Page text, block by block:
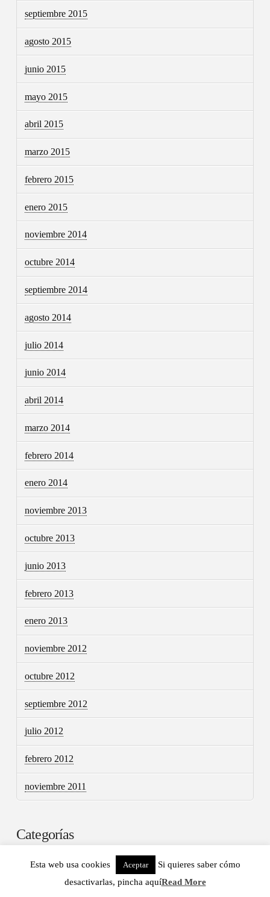
septiembre 2015
agosto 2015
junio 2015
mayo 2015
abril 2015
marzo 2015
febrero 2015
enero 2015
noviembre 2014
octubre 2014
septiembre 2014
agosto 2014
julio 2014
junio 2014
abril 2014
marzo 2014
febrero 2014
enero 2014
noviembre 2013
octubre 2013
junio 2013
febrero 2013
enero 2013
noviembre 2012
octubre 2012
septiembre 2012
julio 2012
febrero 2012
noviembre 2011
Categorías
Actividades
Esta web usa cookies Aceptar
Si quieres saber cómo
desactivarlas, pincha aquíRead More